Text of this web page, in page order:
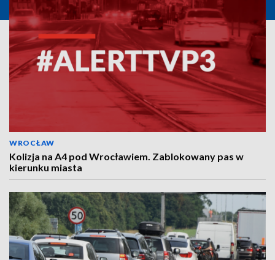
WROCŁAW
Kolizja na A4 pod Wrocławiem. Zablokowany pas w
kierunku miasta